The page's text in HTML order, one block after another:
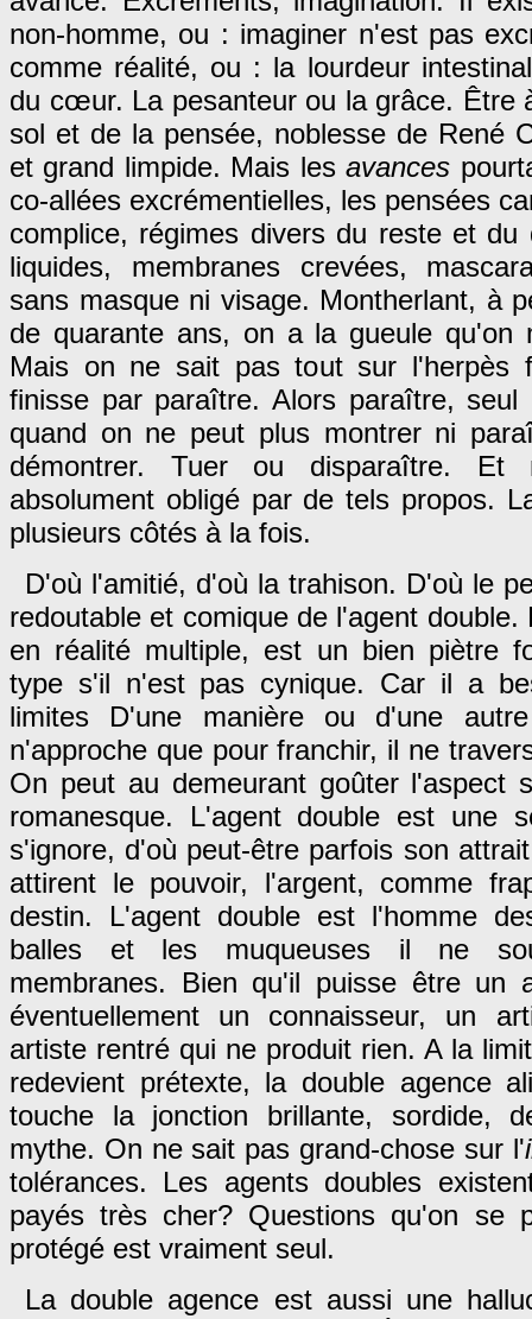
non-homme, ou : imaginer n'est pas
comme réalité, ou : la lourdeur
du cœur. La pesanteur ou la grâce. Être
sol et de la pensée, noblesse de René
et grand limpide. Mais lesavances
co-allées excrémentielles, les pensées
complice, régimes divers du reste et du
liquides, membranes crevées,
sans masque ni visage. Montherlant, à
de quarante ans, on a la gueule qu'on
Mais on ne sait pas tout sur l'herpès
finisse par paraître. Alors paraître,
quand on ne peut plus montrer ni
démontrer. Tuer ou disparaître.
absolument obligé par de tels propos.
plusieurs côtés à la fois.
D'où l'amitié, d'où la trahison. D'où le
redoutable et comique de l'agent
en réalité multiple, est un bien piètre
type s'il n'est pas cynique. Car il a
limites D'une manière ou d'une
n'approche que pour franchir, il ne
On peut au demeurant goûter l'aspect
romanesque. L'agent double est une
s'ignore, d'où peut-être parfois son
attirent le pouvoir, l'argent, comme
destin. L'agent double est l'homme
balles et les muqueuses il ne
membranes. Bien qu'il puisse être un
éventuellement un connaisseur, un
artiste rentré qui ne produit rien. A la
redevient prétexte, la double agence
touche la jonction brillante, sordide,
mythe. On ne sait pas grand-chose sur l'
tolérances. Les agents doubles
payés très cher? Questions qu'on se
protégé est vraiment seul.
La double agence est aussi une